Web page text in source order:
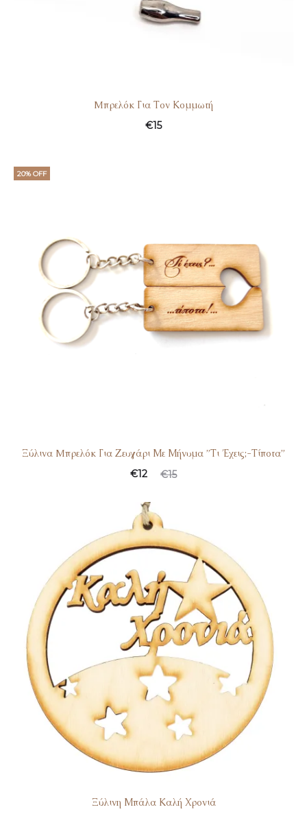
Mπρελόκ Για Τον Κομμωτή
€15
20% OFF
Ξύλινα Mπρελόκ Για Ζευγάρι Με Μήνυμα ”Τι Έχεις;-Τίποτα”
€15
€12
Ξύλινη Μπάλα Καλή Χρονιά